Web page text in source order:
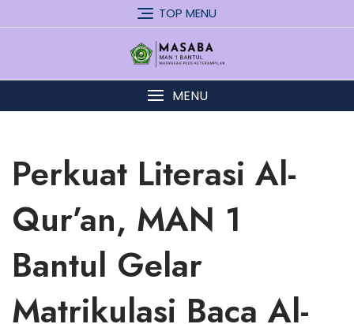
to
TOP MENU
MENU
Perkuat Literasi Al-
Qur’an, MAN 1
Bantul Gelar
Matrikulasi Baca Al-